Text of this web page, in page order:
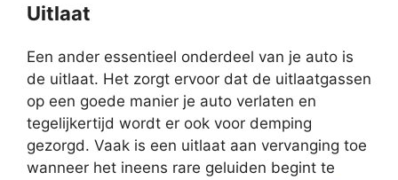
Uitlaat
Een ander essentieel onderdeel van je auto is
de uitlaat. Het zorgt ervoor dat de uitlaatgassen
op een goede manier je auto verlaten en
tegelijkertijd wordt er ook voor demping
gezorgd. Vaak is een uitlaat aan vervanging toe
wanneer het ineens rare geluiden begint te